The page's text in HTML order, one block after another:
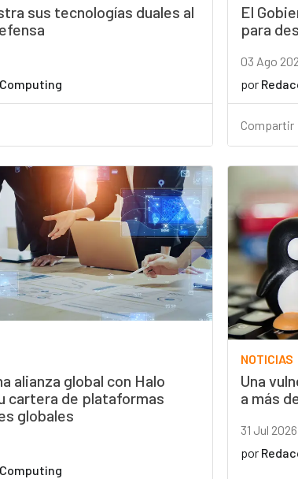
sus tecnologías duales al
El
para
03 Ago
por
Compartir
alianza global con Halo
cartera de plataformas
globales
NOTICIAS
Una
a más
31 Jul 2026
por